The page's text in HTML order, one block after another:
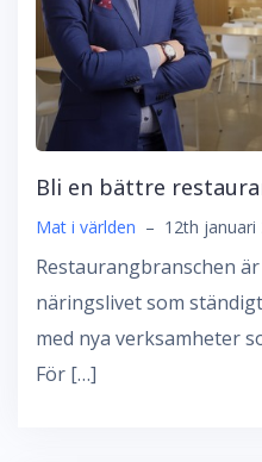
Bli en bättre
Mat i världen – 12th januari
Restaurangbranschen
näringslivet som
med nya verksamheter
För […]